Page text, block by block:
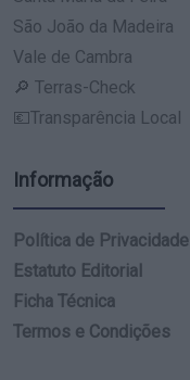
São João da Madeira
Vale de Cambra
🔎 Terras-Check
💶Transparência Local
Informação
Política de Privacidade
Estatuto Editorial
Ficha Técnica
Termos e Condições